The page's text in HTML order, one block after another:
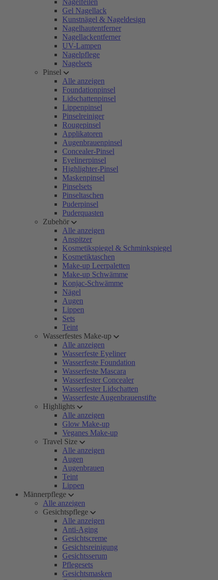
Nagelfeilen
Gel Nagellack
Kunstnägel & Nageldesign
Nagelhautentferner
Nagellackentferner
UV-Lampen
Nagelpflege
Nagelsets
Pinsel
Alle anzeigen
Foundationpinsel
Lidschattenpinsel
Lippenpinsel
Pinselreiniger
Rougepinsel
Applikatoren
Augenbrauenpinsel
Concealer-Pinsel
Eyelinerpinsel
Highlighter-Pinsel
Maskenpinsel
Pinselsets
Pinseltaschen
Puderpinsel
Puderquasten
Zubehör
Alle anzeigen
Anspitzer
Kosmetikspiegel & Schminkspiegel
Kosmetiktaschen
Make-up Leerpaletten
Make-up Schwämme
Konjac-Schwämme
Nägel
Augen
Lippen
Sets
Teint
Wasserfestes Make-up
Alle anzeigen
Wasserfeste Eyeliner
Wasserfeste Foundation
Wasserfeste Mascara
Wasserfester Concealer
Wasserfester Lidschatten
Wasserfeste Augenbrauenstifte
Highlights
Alle anzeigen
Glow Make-up
Veganes Make-up
Travel Size
Alle anzeigen
Augen
Augenbrauen
Teint
Lippen
Männerpflege
Alle anzeigen
Gesichtspflege
Alle anzeigen
Anti-Aging
Gesichtscreme
Gesichtsreinigung
Gesichtsserum
Pflegesets
Gesichtsmasken